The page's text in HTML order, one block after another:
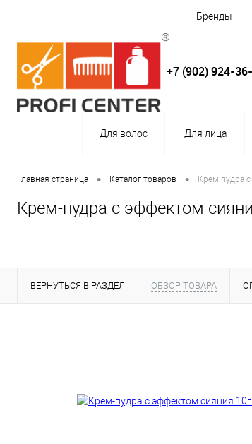
Бренды
+7 (902) 924-
Для волос Для лица
Главная страница • Каталог товаров • Крем-пудра
Крем-пудра с эффектом
ВЕРНУТЬСЯ В РАЗДЕЛ ОБЗОР ТОВАРА